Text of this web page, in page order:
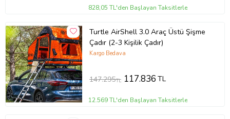
828,05 TL'den Başlayan Taksitlerle
Turtle AirShell 3.0 Araç Üstü Şişme
Çadır (2-3 Kişilik Çadır)
Kargo Bedava
147.295TL 117.836TL
12.569 TL'den Başlayan Taksitlerle